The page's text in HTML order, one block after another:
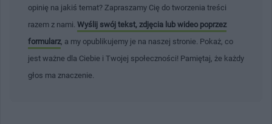
opinię na jakiś temat? Zapraszamy Cię do tworzenia treści
razem z nami. Wyślij swój tekst, zdjęcia lub wideo poprzez
formularz , a my opublikujemy je na naszej stronie. Pokaż, co
jest ważne dla Ciebie i Twojej społeczności! Pamiętaj, że każdy
głos ma znaczenie.